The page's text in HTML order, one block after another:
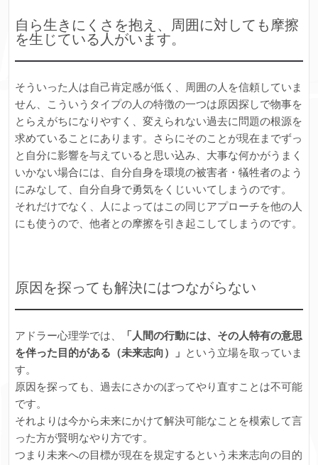
自ら生きにくさを抱え、周囲に対しても摩擦
を生じている人がいます。
そういった人は自己肯定感が低く、周囲の人を信頼していま
せん、こういうタイプの人の特徴の一つは原因探しで物事を
とらえがちになりやすく、変えられない過去に問題の根源を
求めていることにあります。さらにそのことが現在までずっ
と自分に影響を与えていると思い込み、大事な何かがうまく
いかない場合には、自分自身を環境の被害者・犠牲者のよう
にみなして、自分自身で勇気をくじいいてしまうのです。
それだけでなく、人によってはこの同じアプローチを他の人
にも使うので、他者との摩擦を引き起こしてしまうのです。
原因を探っても解決にはつながらない
アドラー心理学では、
「人間の行動には、その人特有の意思
を伴った目的がある（未来志向）」 という立場を取っていま
す。
原因を探っても、過去にさかのぼってやり直すことは不可能
です。
それよりは今から未来にかけて解決可能なことを模索して言
った方が賢明なやり方です。
つまり未来への目標が現在を規定するという未来志向の目的